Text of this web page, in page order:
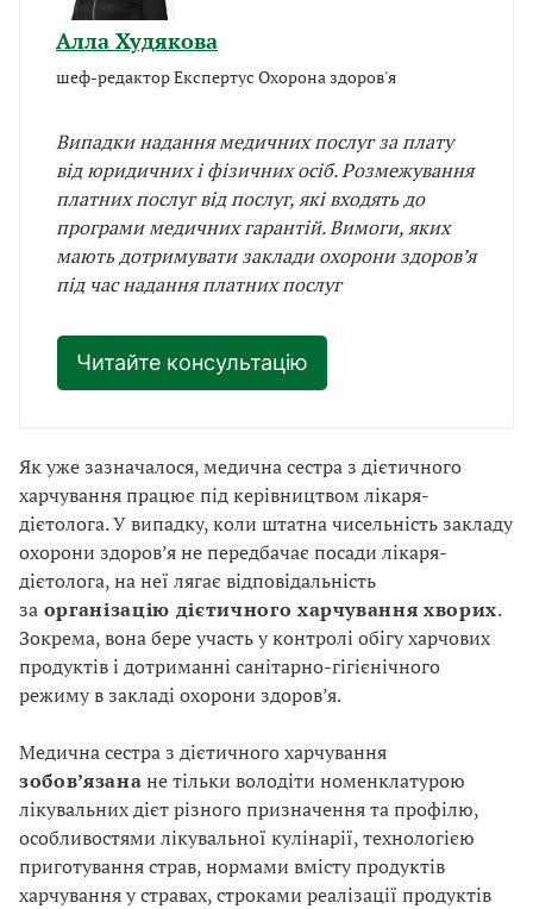
Алла Худякова
шеф-редактор Експертус Охорона здоров'я
Випадки надання медичних послуг за плату
від юридичних і фізичних осіб. Розмежування
платних послуг від послуг, які входять до
програми медичних гарантій. Вимоги, яких
мають дотримувати заклади охорони здоров’я
під час надання платних послуг
Читайте консультацію
Як уже зазначалося, медична сестра з дієтичного
харчування працює під керівництвом лікаря-
дієтолога. У випадку, коли штатна чисельність закладу
охорони здоров’я не передбачає посади лікаря-
дієтолога, на неї лягає відповідальність
за організацію дієтичного харчуванняхворих.
Зокрема, вона бере участь у контролі обігу харчових
продуктів і дотриманні санітарно-гігієнічного
режиму в закладі охорони здоров’я.
Медична сестра з дієтичного харчування
зобов’язанане тільки володіти номенклатурою
лікувальних дієт різного призначення та профілю,
особливостями лікувальної кулінарії, технологією
приготування страв, нормами вмісту продуктів
харчування у стравах, строками реалізації продуктів